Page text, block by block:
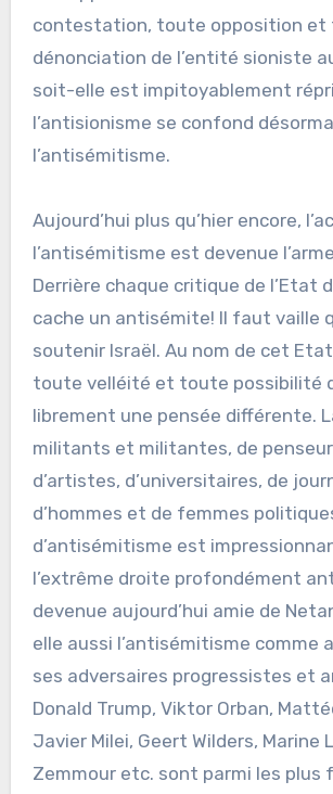
contestation, toute opposition et
dénonciation de l’entité sioniste
soit-elle est impitoyablement
l’antisionisme se confond
l’antisémitisme.
Aujourd’hui plus qu’hier encore,
l’antisémitisme est devenue
Derrière chaque critique de l’Etat
cache un antisémite! Il faut vaille
soutenir Israël. Au nom de cet
toute velléité et toute possibilité
librement une pensée différente.
militants et militantes, de
d’artistes, d’universitaires, de
d’hommes et de femmes
d’antisémitisme est
l’extrême droite profondément
devenue aujourd’hui amie de
elle aussi l’antisémitisme comme
ses adversaires progressistes et
Donald Trump, Viktor Orban,
Javier Milei, Geert Wilders, Marine
Zemmour etc. sont parmi les plus